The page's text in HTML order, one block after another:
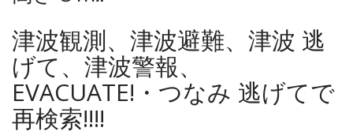
津波観測、津波避難、津波 逃
げて、津波警報、
EVACUATE!・つなみ 逃げてで
再検索!!!!